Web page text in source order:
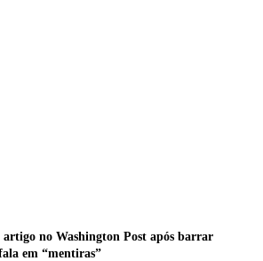
no Washington Post após barrar
em “mentiras”